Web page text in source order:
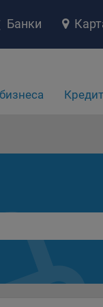
персональных
cookie (далее –
мер по
данных»
Банки